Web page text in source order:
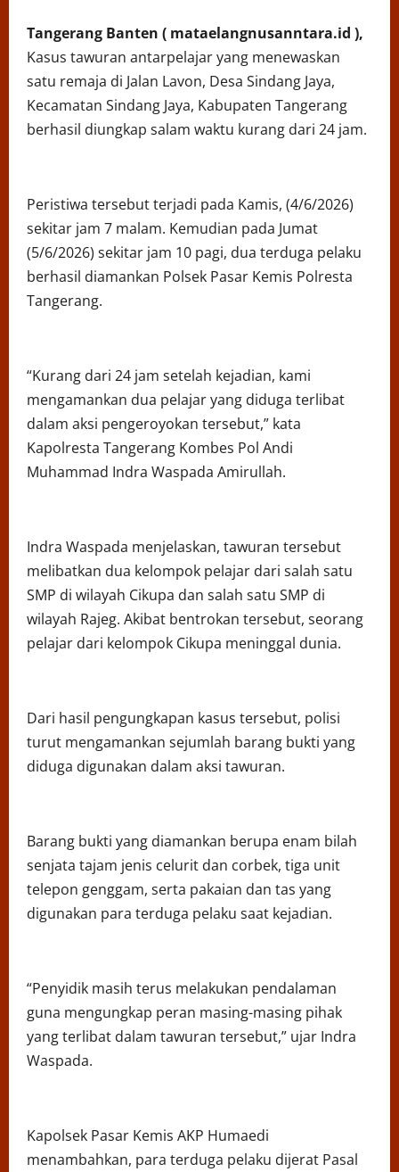
Tangerang Banten ( mataelangnusanntara.id ),
Kasus tawuran antarpelajar yang menewaskan
satu remaja di Jalan Lavon, Desa Sindang Jaya,
Kecamatan Sindang Jaya, Kabupaten Tangerang
berhasil diungkap salam waktu kurang dari 24 jam.
Peristiwa tersebut terjadi pada Kamis, (4/6/2026)
sekitar jam 7 malam. Kemudian pada Jumat
(5/6/2026) sekitar jam 10 pagi, dua terduga pelaku
berhasil diamankan Polsek Pasar Kemis Polresta
Tangerang.
“Kurang dari 24 jam setelah kejadian, kami
mengamankan dua pelajar yang diduga terlibat
dalam aksi pengeroyokan tersebut,” kata
Kapolresta Tangerang Kombes Pol Andi
Muhammad Indra Waspada Amirullah.
Indra Waspada menjelaskan, tawuran tersebut
melibatkan dua kelompok pelajar dari salah satu
SMP di wilayah Cikupa dan salah satu SMP di
wilayah Rajeg. Akibat bentrokan tersebut, seorang
pelajar dari kelompok Cikupa meninggal dunia.
Dari hasil pengungkapan kasus tersebut, polisi
turut mengamankan sejumlah barang bukti yang
diduga digunakan dalam aksi tawuran.
Barang bukti yang diamankan berupa enam bilah
senjata tajam jenis celurit dan corbek, tiga unit
telepon genggam, serta pakaian dan tas yang
digunakan para terduga pelaku saat kejadian.
“Penyidik masih terus melakukan pendalaman
guna mengungkap peran masing-masing pihak
yang terlibat dalam tawuran tersebut,” ujar Indra
Waspada.
Kapolsek Pasar Kemis AKP Humaedi
menambahkan, para terduga pelaku dijerat Pasal